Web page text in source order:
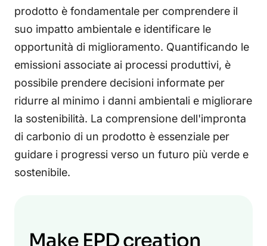
prodotto è fondamentale per comprendere il
suo impatto ambientale e identificare le
opportunità di miglioramento. Quantificando le
emissioni associate ai processi produttivi, è
possibile prendere decisioni informate per
ridurre al minimo i danni ambientali e migliorare
la sostenibilità. La comprensione dell'impronta
di carbonio di un prodotto è essenziale per
guidare i progressi verso un futuro più verde e
sostenibile.
Make EPD creation